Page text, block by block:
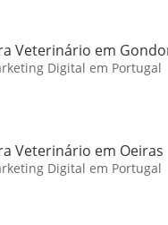
Veterinário em
Digital em Portugal
Veterinário em Oeiras
Digital em Portugal